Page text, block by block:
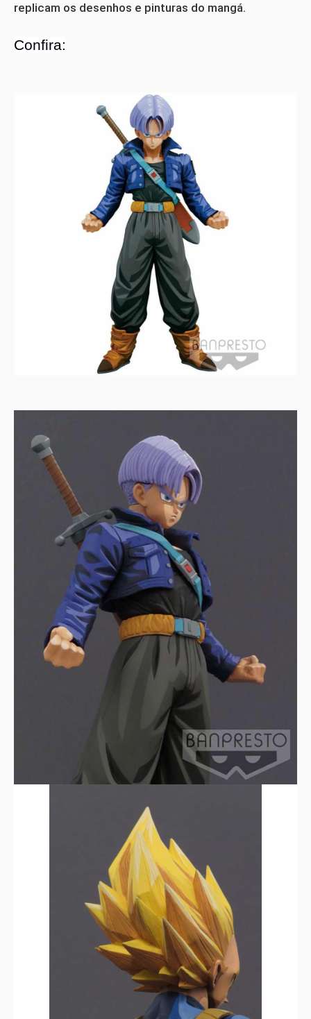
replicam os desenhos e pinturas do mangá.
Confira: